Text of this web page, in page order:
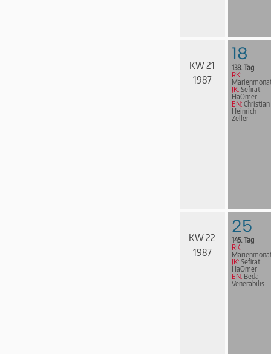
KW 21
1987
18
138. Tag
RK:
JK: Sefirat
HaOmer
EN: Christian
Heinrich
Zeller
KW 22
1987
25
145. Tag
RK:
JK: Sefirat
HaOmer
EN: Beda
Venerabilis